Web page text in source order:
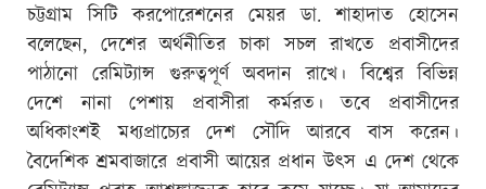
চট্টগ্রাম সিটি করপোরেশনের মেয়র ডা. শাহাদাত হোসেন
বলেছেন, দেশের অর্থনীতির চাকা সচল রাখতে প্রবাসীদের
পাঠানো রেমিট্যান্স গুরুত্বপূর্ণ অবদান রাখে। বিশ্বের বিভিন্ন
দেশে নানা পেশায় প্রবাসীরা কর্মরত। তবে প্রবাসীদের
অধিকাংশই মধ্যপ্রাচ্যের দেশ সৌদি আরবে বাস করেন।
বৈদেশিক শ্রমবাজারে প্রবাসী আয়ের প্রধান উৎস এ দেশ থেকে